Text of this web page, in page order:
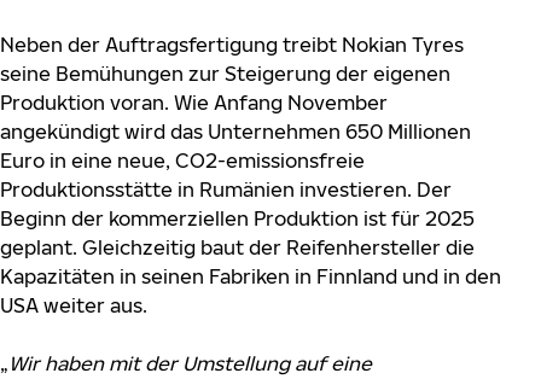
Neben der Auftragsfertigung treibt Nokian Tyres
seine Bemühungen zur Steigerung der eigenen
Produktion voran. Wie Anfang November
angekündigt wird das Unternehmen 650 Millionen
Euro in eine neue, CO2-emissionsfreie
Produktionsstätte in Rumänien investieren. Der
Beginn der kommerziellen Produktion ist für 2025
geplant. Gleichzeitig baut der Reifenhersteller die
Kapazitäten in seinen Fabriken in Finnland und in den
USA weiter aus.
„ Wir haben mit der Umstellung auf eine